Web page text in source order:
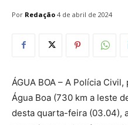
Por Redação 4 de abril de 2024
ÁGUA BOA – A Polícia
Água Boa (730 km a leste
desta quarta-feira (03.04),